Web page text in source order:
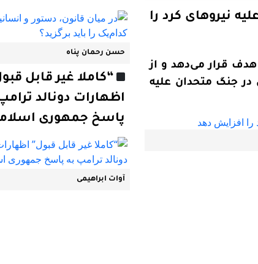
نیروهای کرد را
هدف قرار می‌دهد و از
در جنگ متحدان علیه
حسن رحمان پناه
“کاملا غیر قابل
اظهارات دونالد
پاسخ جمهوری
آوات ابراهیمی